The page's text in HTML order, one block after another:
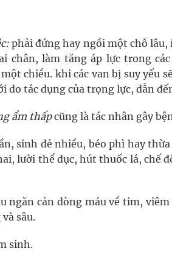
phải đứng hay ngồi một chỗ
chân, làm tăng áp lực trong
chiều. khi các van bị suy yếu
do tác dụng của trọng lực, dẫn
ẩm thấpcũng là tác nhân gây
sinh đẻ nhiều, béo phì hay
lười thể dục, hút thuốc lá, chế
ngăn cản dòng máu về tim,
sâu.
sinh.